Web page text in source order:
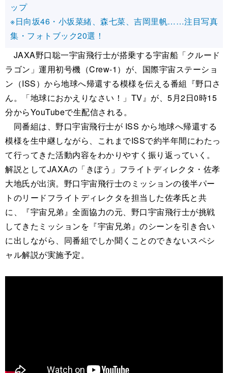
ップ
※日向坂46・小坂菜緒、森七菜、吉岡里帆……注目写真
集・フォトブック20選！
JAXA野口聡一宇宙飛行士が搭乗する宇宙船「クルード
ラゴン」運用初号機（Crew-1）が、国際宇宙ステーショ
ン（ISS）から地球へ帰還する模様を伝える番組『野口さ
ん。「地球におかえりなさい！」TV』が、5月2日0時15
分からYouTubeで生配信される。
同番組は、野口宇宙飛行士が ISS から地球へ帰還する
模様を生中継しながら、これまでISSで約半年間にわたっ
て行ってきた活動内容をわかりやすく振り返っていく。
解説としてJAXAの「きぼう」フライトディレクタ・佐孝
大地氏が出演。野口宇宙飛行士のミッションの後半パー
トのリードフライトディレクタを担当した佐孝氏と共
に、『宇宙兄弟』全面協力の元、野口宇宙飛行士が挑戦
してきたミッションを『宇宙兄弟』のシーンを引き合い
に出しながら、同番組でしか聞くことのできないスペシ
ャル解説が実施予定。